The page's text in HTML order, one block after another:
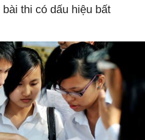
thi có dấu hiệu bất